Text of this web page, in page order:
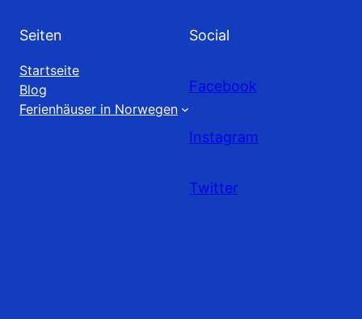
Seiten
Startseite
Blog
Ferienhäuser in Norwegen
Social
Facebook
Instagram
Twitter